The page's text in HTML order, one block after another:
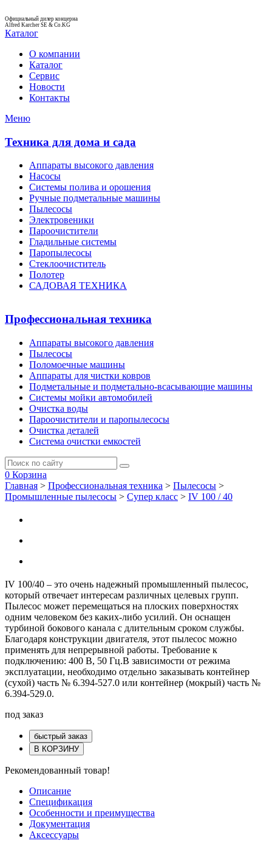
Официальный дилер концерна
Alfred Karcher SE & Co.KG
Каталог
О компании
Каталог
Сервис
Новости
Контакты
Меню
Техника для дома и сада
Аппараты высокого давления
Насосы
Системы полива и орошения
Ручные подметальные машины
Пылесосы
Электровеники
Пароочистители
Гладильные системы
Паропылесосы
Стеклоочиститель
Полотер
САДОВАЯ ТЕХНИКА
Профессиональная техника
Аппараты высокого давления
Пылесосы
Поломоечные машины
Аппараты для чистки ковров
Подметальные и подметально-всасывающие машины
Системы мойки автомобилей
Очистка воды
Пароочистители и паропылесосы
Очистка деталей
Система очистки емкостей
0 Корзина
Главная > Профессиональная техника > Пылесосы >
Промышленные пылесосы > Супер класс > IV 100 / 40
IV 100/40 – это очень надежный промышленный пылесос,
который отвечает интересам различных целевых групп.
Пылесос может перемещаться на плоских поверхностях
одним человеком без каких-либо усилий. Он оснащен
турбиной бокового канала с длительным сроком службы.
Благодаря конструкции двигателя, этот пылесос можно
применять для непрерывной работы. Требование к
подключению: 400 В, 50 Гц.В зависимости от режима
эксплуатации, необходимо отдельно заказывать контейнер
(сухой) часть № 6.394-527.0 или контейнер (мокрый) часть №
6.394-529.0.
под заказ
быстрый заказ
В КОРЗИНУ
Рекомендованный товар!
Описание
Спецификация
Особенности и преимущества
Документация
Аксессуары